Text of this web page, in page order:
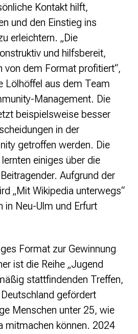
Kontakt hilft,
und den Einstieg ins
erleichtern. „Die
und hilfsbereit,
von dem Format profitiert“,
Lölhöffel aus dem Team
Management. Die
beispielsweise besser
in der
getroffen werden. Die
einiges über die
Aufgrund der
„Mit Wikipedia unterwegs“
in Neu-Ulm und Erfurt
Format zur Gewinnung
ist die Reihe „Jugend
stattfindenden Treffen,
gefördert
Menschen unter 25, wie
mitmachen können. 2024